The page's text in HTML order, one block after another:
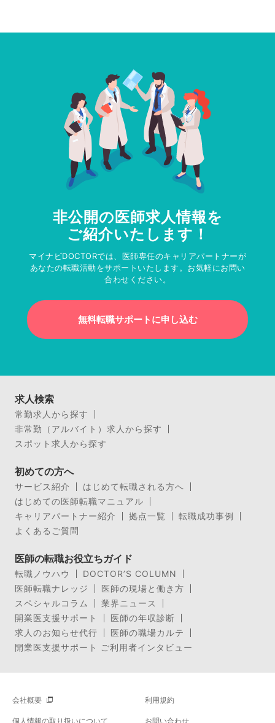
非公開の医師求人情報を
ご紹介いたします！
マイナビDOCTORでは、医師専任のキャリアパートナーが
あなたの転職活動をサポートいたします。お気軽にお問い
合わせください。
無料転職サポートに申し込む
求人検索
常勤求人から探す
非常勤（アルバイト）求人から探す
スポット求人から探す
初めての方へ
サービス紹介
はじめて転職される方へ
はじめての医師転職マニュアル
キャリアパートナー紹介
拠点一覧
転職成功事例
よくあるご質問
医師の転職お役立ちガイド
転職ノウハウ
DOCTOR’S COLUMN
医師転職ナレッジ
医師の現場と働き方
スペシャルコラム
業界ニュース
開業医支援サポート
医師の年収診断
求人のお知らせ代行
医師の職場カルテ
開業医支援サポート ご利用者インタビュー
会社概要 利用規約
個人情報の取り扱いについて お問い合わせ